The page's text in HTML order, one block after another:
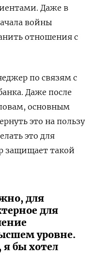
Даже в
войны
отношения с
по связям с
Даже после
основным
это на пользу
это для
защищает такой
для
для
уровне.
бы хотел